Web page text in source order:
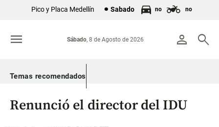
Colombia
Pico y Placa Medellín Sabado no no
person search
Sábado, 8 de Agosto de 2026
menu
Temas recomendados
Renunció el director del IDU